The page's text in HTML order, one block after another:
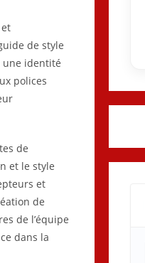
de style
une identité
polices
de
et le style
et
de
de l’équipe
dans la